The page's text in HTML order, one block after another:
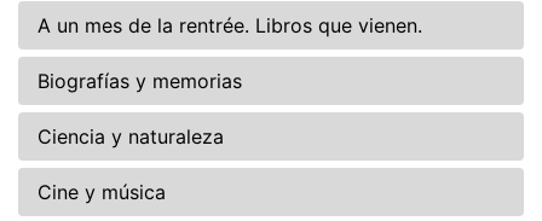
A un mes de la rentrée. Libros que vienen.
Biografías y memorias
Ciencia y naturaleza
Cine y música